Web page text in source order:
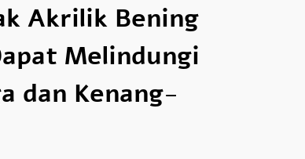
Akrilik Bening
Melindungi
dan Kenang-